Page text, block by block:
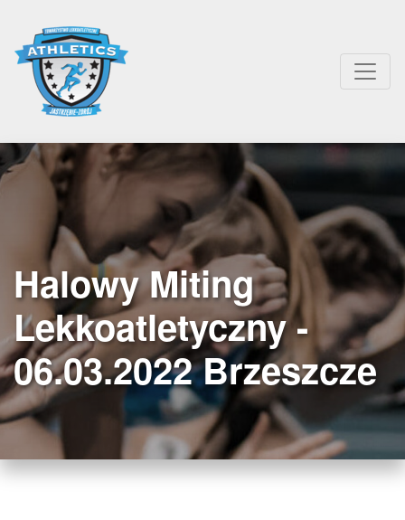
Halowy Miting
Lekkoatletyczny -
06.03.2022 Brzeszcze